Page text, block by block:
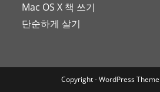
Mac OS X 책 쓰기
단순하게 살기
Copyright - WordPress